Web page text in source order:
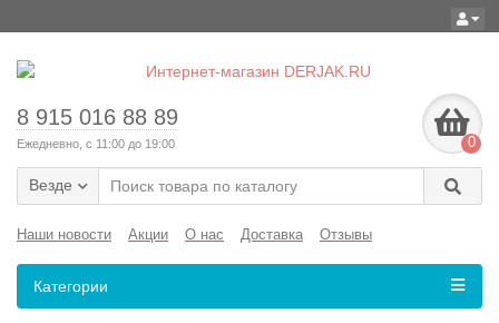
8 915 016 88 89
Ежедневно, с 11:00 до 19:00 0
Везде
Наши новости Акции О нас Доставка Отзывы
Категории